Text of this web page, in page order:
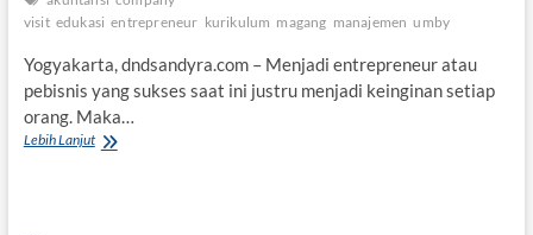
visit edukasi entrepreneur kurikulum magang manajemen umby
Yogyakarta, dndsandyra.com – Menjadi entrepreneur atau
pebisnis yang sukses saat ini justru menjadi keinginan setiap
orang. Maka…
Lebih LanjutCompany